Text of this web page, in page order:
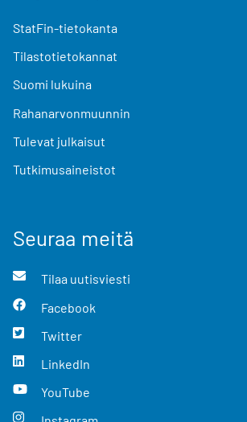
StatFin-tietokanta
Tilastotietokannat
Suomi lukuina
Rahanarvonmuunnin
Tulevat julkaisut
Tutkimusaineistot
Seuraa meitä
Tilaa uutisviesti
Facebook
Twitter
LinkedIn
YouTube